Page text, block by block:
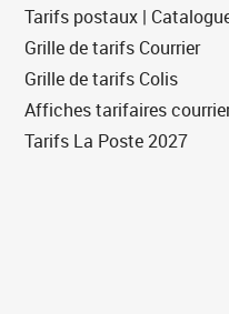
Tarifs postaux |
Grille de tarifs Courrier
Grille de tarifs Colis
Affiches tarifaires
Tarifs La Poste 2027